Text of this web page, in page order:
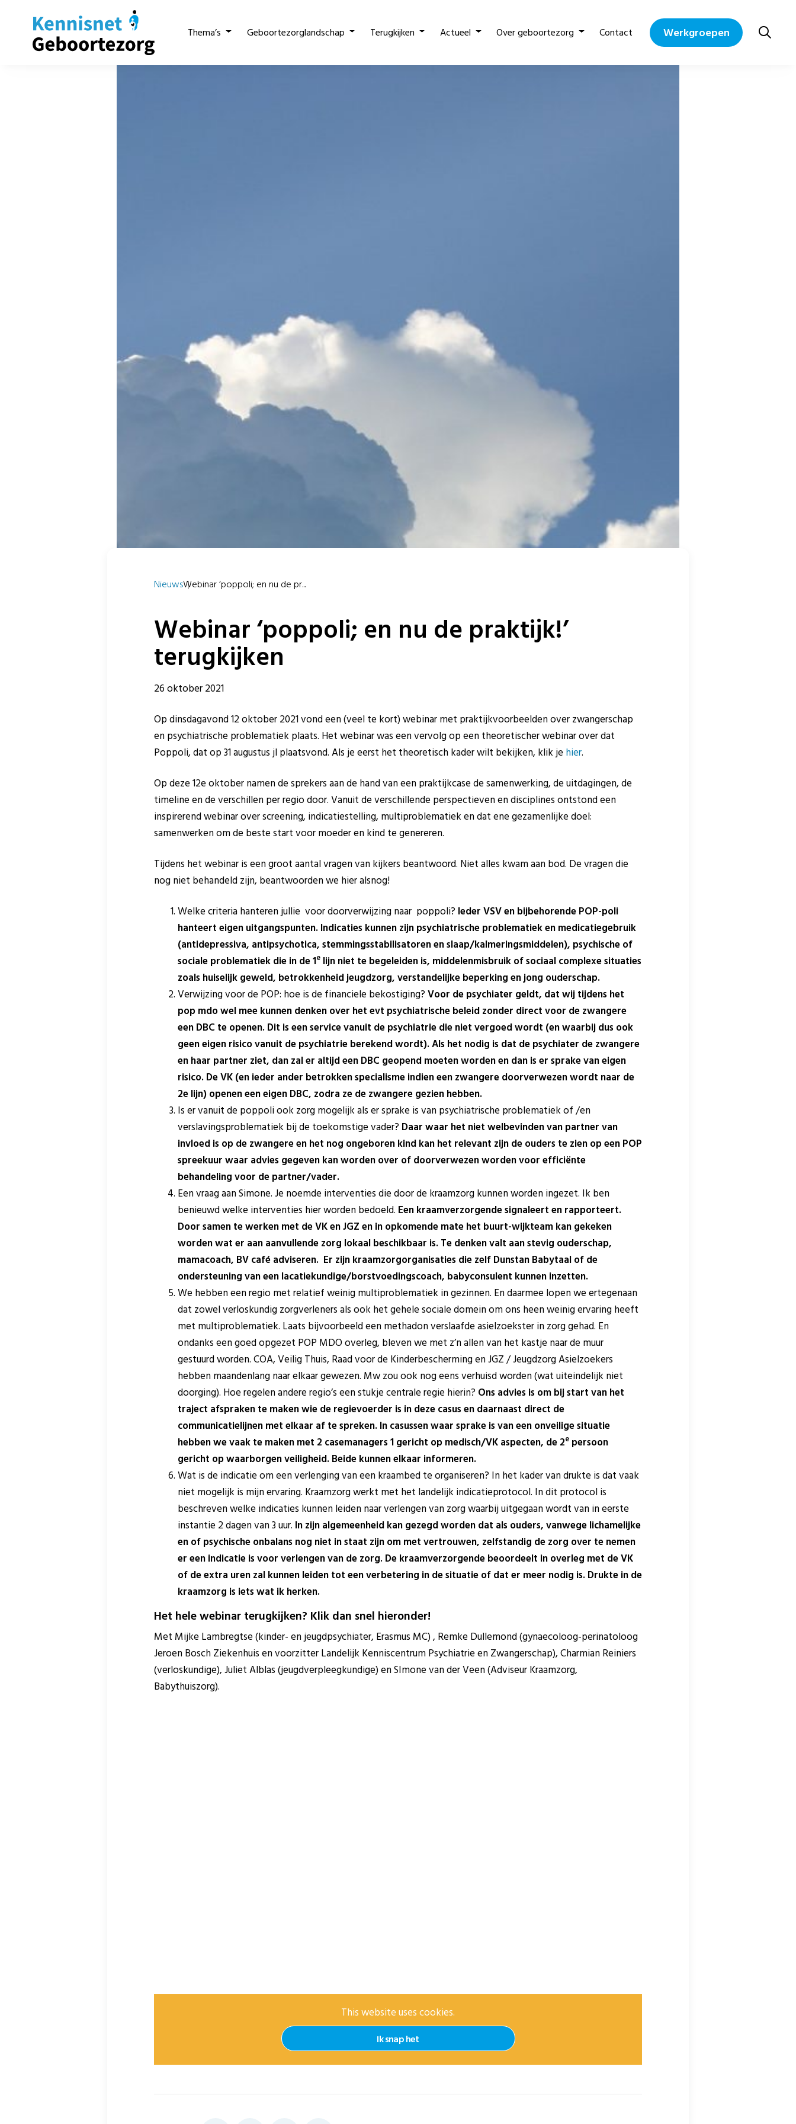
Thema’s Geboortezorglandschap Terugkijken Actueel Over geboortezorg Contact Werkgroepen
NieuwsWebinar ‘poppoli; en nu de pr...
Webinar ‘poppoli; en nu de praktijk!’
terugkijken
26 oktober 2021
Op dinsdagavond 12 oktober 2021 vond een (veel te kort) webinar met praktijkvoorbeelden over zwangerschap
en psychiatrische problematiek plaats. Het webinar was een vervolg op een theoretischer webinar over dat
Poppoli, dat op 31 augustus jl plaatsvond. Als je eerst het theoretisch kader wilt bekijken, klik je hier.
Op deze 12e oktober namen de sprekers aan de hand van een praktijkcase de samenwerking, de uitdagingen, de
timeline en de verschillen per regio door. Vanuit de verschillende perspectieven en disciplines ontstond een
inspirerend webinar over screening, indicatiestelling, multiproblematiek en dat ene gezamenlijke doel:
samenwerken om de beste start voor moeder en kind te genereren.
Tijdens het webinar is een groot aantal vragen van kijkers beantwoord. Niet alles kwam aan bod. De vragen die
nog niet behandeld zijn, beantwoorden we hier alsnog!
Welke criteria hanteren jullie voor doorverwijzing naar poppoli? Ieder VSV en bijbehorende POP-poli
hanteert eigen uitgangspunten. Indicaties kunnen zijn psychiatrische problematiek en medicatiegebruik
(antidepressiva, antipsychotica, stemmingsstabilisatoren en slaap/kalmeringsmiddelen), psychische of
sociale problematiek die in de 1e lijn niet te begeleiden is, middelenmisbruik of sociaal complexe situaties
zoals huiselijk geweld, betrokkenheid jeugdzorg, verstandelijke beperking en jong ouderschap.
Verwijzing voor de POP: hoe is de financiele bekostiging?Voor de psychiater geldt, dat wij tijdens het
pop mdo wel mee kunnen denken over het evt psychiatrische beleid zonder direct voor de zwangere
een DBC te openen. Dit is een service vanuit de psychiatrie die niet vergoed wordt (en waarbij dus ook
geen eigen risico vanuit de psychiatrie berekend wordt). Als het nodig is dat de psychiater de zwangere
en haar partner ziet, dan zal er altijd een DBC geopend moeten worden en dan is er sprake van eigen
risico. De VK (en ieder ander betrokken specialisme indien een zwangere doorverwezen wordt naar de
2e lijn) openen een eigen DBC, zodra ze de zwangere gezien hebben.
Is er vanuit de poppoli ook zorg mogelijk als er sprake is van psychiatrische problematiek of /en
verslavingsproblematiek bij de toekomstige vader? Daar waar het niet welbevinden van partner van
invloed is op de zwangere en het nog ongeboren kind kan het relevant zijn de ouders te zien op een POP
spreekuur waar advies gegeven kan worden over of doorverwezen worden voor efficiënte
behandeling voor de partner/vader.
Een vraag aan Simone. Je noemde interventies die door de kraamzorg kunnen worden ingezet. Ik ben
benieuwd welke interventies hier worden bedoeld. Een kraamverzorgende signaleert en rapporteert.
Door samen te werken met de VK en JGZ en in opkomende mate het buurt-wijkteam kan gekeken
worden wat er aan aanvullende zorg lokaal beschikbaar is. Te denken valt aan stevig ouderschap,
mamacoach, BV café adviseren. Er zijn kraamzorgorganisaties die zelf Dunstan Babytaal of de
ondersteuning van een lacatiekundige/borstvoedingscoach, babyconsulent kunnen inzetten.
We hebben een regio met relatief weinig multiproblematiek in gezinnen. En daarmee lopen we ertegenaan
dat zowel verloskundig zorgverleners als ook het gehele sociale domein om ons heen weinig ervaring heeft
met multiproblematiek. Laats bijvoorbeeld een methadon verslaafde asielzoekster in zorg gehad. En
ondanks een goed opgezet POP MDO overleg, bleven we met z’n allen van het kastje naar de muur
gestuurd worden. COA, Veilig Thuis, Raad voor de Kinderbescherming en JGZ / Jeugdzorg Asielzoekers
hebben maandenlang naar elkaar gewezen. Mw zou ook nog eens verhuisd worden (wat uiteindelijk niet
doorging). Hoe regelen andere regio’s een stukje centrale regie hierin? Ons advies is om bij start van het
traject afspraken te maken wie de regievoerder is in deze casus en daarnaast direct de
communicatielijnen met elkaar af te spreken. In casussen waar sprake is van een onveilige situatie
hebben we vaak te maken met 2 casemanagers 1 gericht op medisch/VK aspecten, de 2e persoon
gericht op waarborgen veiligheid. Beide kunnen elkaar informeren.
Wat is de indicatie om een verlenging van een kraambed te organiseren? In het kader van drukte is dat vaak
niet mogelijk is mijn ervaring. Kraamzorg werkt met het landelijk indicatieprotocol. In dit protocol is
beschreven welke indicaties kunnen leiden naar verlengen van zorg waarbij uitgegaan wordt van in eerste
instantie 2 dagen van 3 uur. In zijn algemeenheid kan gezegd worden dat als ouders, vanwege lichamelijke
en of psychische onbalans nog niet in staat zijn om met vertrouwen, zelfstandig de zorg over te nemen
er een indicatie is voor verlengen van de zorg. De kraamverzorgende beoordeelt in overleg met de VK
of de extra uren zal kunnen leiden tot een verbetering in de situatie of dat er meer nodig is. Drukte in de
kraamzorg is iets wat ik herken.
Het hele webinar terugkijken? Klik dan snel hieronder!
Met Mijke Lambregtse (kinder- en jeugdpsychiater, Erasmus MC) , Remke Dullemond (gynaecoloog-perinatoloog
Jeroen Bosch Ziekenhuis en voorzitter Landelijk Kenniscentrum Psychiatrie en Zwangerschap), Charmian Reiniers
(verloskundige), Juliet Alblas (jeugdverpleegkundige) en SImone van der Veen (Adviseur Kraamzorg,
Babythuiszorg).
This website uses cookies.
Ik snap het